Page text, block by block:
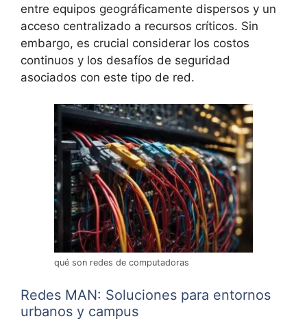
entre equipos geográficamente dispersos y un
acceso centralizado a recursos críticos. Sin
embargo, es crucial considerar los costos
continuos y los desafíos de seguridad
asociados con este tipo de red.
qué son redes de computadoras
Redes MAN: Soluciones para entornos
urbanos y campus